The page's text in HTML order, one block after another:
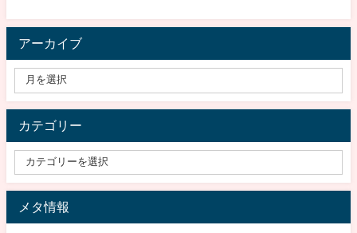
アーカイブ
カテゴリー
メタ情報